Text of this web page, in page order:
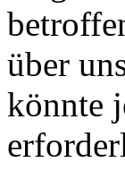
über
könnte